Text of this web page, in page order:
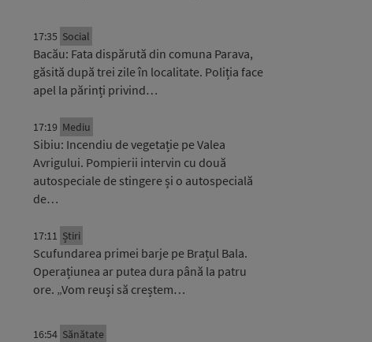
17:35 Social
Bacău: Fata dispărută din comuna Parava,
găsită după trei zile în localitate. Poliția face
apel la părinți privind…
17:19 Mediu
Sibiu: Incendiu de vegetație pe Valea
Avrigului. Pompierii intervin cu două
autospeciale de stingere și o autospecială
de…
17:11 Știri
Scufundarea primei barje pe Brațul Bala.
Operațiunea ar putea dura până la patru
ore. „Vom reuși să creștem…
16:54 Sănătate